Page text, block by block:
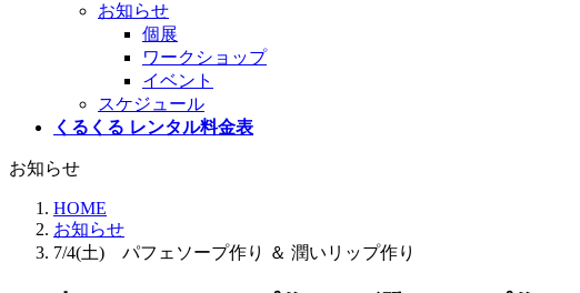
お知らせ
個展
ワークショップ
イベント
スケジュール
くるくる レンタル料金表
お知らせ
HOME
お知らせ
7/4(土) パフェソープ作り ＆ 潤いリップ作り